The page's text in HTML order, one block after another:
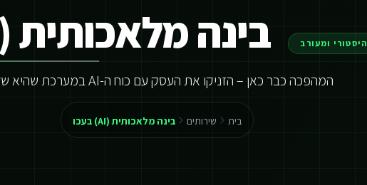
היסטורי ומעורב בינה מלאכותית (AI) בעכו
המהפכה כבר כאן – הזניקו את העסק עם כוח ה-AI במערכת שהיא שלכם
בית שירותים בינה מלאכותית (AI) בעכו